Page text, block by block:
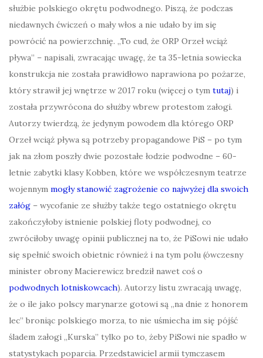
służbie polskiego okrętu podwodnego. Piszą, że podczas
niedawnych ćwiczeń o mały włos a nie udało by im się
powrócić na powierzchnię. „To cud, że ORP Orzeł wciąż
pływa” – napisali, zwracając uwagę, że ta 35-letnia sowiecka
konstrukcja nie została prawidłowo naprawiona po pożarze,
który strawił jej wnętrze w 2017 roku (więcej o tym tutaj) i
została przywrócona do służby wbrew protestom załogi.
Autorzy twierdzą, że jedynym powodem dla którego ORP
Orzeł wciąż pływa są potrzeby propagandowe PiS – po tym
jak na złom poszły dwie pozostałe łodzie podwodne – 60-
letnie zabytki klasy Kobben, które we współczesnym teatrze
wojennym mogły stanowić zagrożenie co najwyżej dla swoich
załóg – wycofanie ze służby także tego ostatniego okrętu
zakończyłoby istnienie polskiej floty podwodnej, co
zwróciłoby uwagę opinii publicznej na to, że PiSowi nie udało
się spełnić swoich obietnic również i na tym polu (ówczesny
minister obrony Macierewicz bredził nawet coś o
podwodnych lotniskowcach). Autorzy listu zwracają uwagę,
że o ile jako polscy marynarze gotowi są „na dnie z honorem
lec” broniąc polskiego morza, to nie uśmiecha im się pójść
śladem załogi „Kurska” tylko po to, żeby PiSowi nie spadło w
statystykach poparcia. Przedstawiciel armii tymczasem